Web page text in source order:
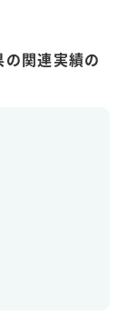
関連実績の